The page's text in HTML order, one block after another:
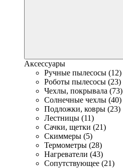
Аксессуары
Ручные пылесосы (12)
Роботы пылесосы (23)
Чехлы, покрывала (73)
Солнечные чехлы (40)
Подложки, ковры (23)
Лестницы (11)
Сачки, щетки (21)
Скиммеры (5)
Термометры (28)
Нагреватели (43)
Сопутствующее (21)